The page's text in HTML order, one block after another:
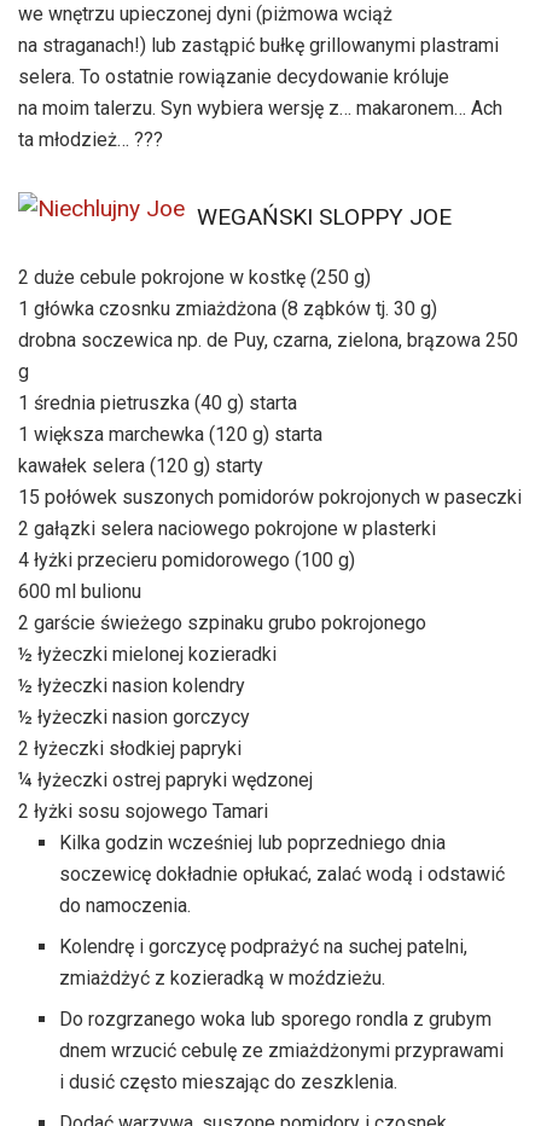
we wnętrzu upieczonej dyni (piżmowa wciąż
na straganach!) lub zastąpić bułkę grillowanymi plastrami
selera. To ostatnie rowiązanie decydowanie króluje
na moim talerzu. Syn wybiera wersję z… makaronem… Ach
ta młodzież… ???
WEGAŃSKI SLOPPY JOE
2 duże cebule pokrojone w kostkę (250 g)
1 główka czosnku zmiażdżona (8 ząbków tj. 30 g)
drobna soczewica np. de Puy, czarna, zielona, brązowa 250
g
1 średnia pietruszka (40 g) starta
1 większa marchewka (120 g) starta
kawałek selera (120 g) starty
15 połówek suszonych pomidorów pokrojonych w paseczki
2 gałązki selera naciowego pokrojone w plasterki
4 łyżki przecieru pomidorowego (100 g)
600 ml bulionu
2 garście świeżego szpinaku grubo pokrojonego
½ łyżeczki mielonej kozieradki
½ łyżeczki nasion kolendry
½ łyżeczki nasion gorczycy
2 łyżeczki słodkiej papryki
¼ łyżeczki ostrej papryki wędzonej
2 łyżki sosu sojowego Tamari
Kilka godzin wcześniej lub poprzedniego dnia
soczewicę dokładnie opłukać, zalać wodą i odstawić
do namoczenia.
Kolendrę i gorczycę podprażyć na suchej patelni,
zmiażdżyć z kozieradką w moździeżu.
Do rozgrzanego woka lub sporego rondla z grubym
dnem wrzucić cebulę ze zmiażdżonymi przyprawami
i dusić często mieszając do zeszklenia.